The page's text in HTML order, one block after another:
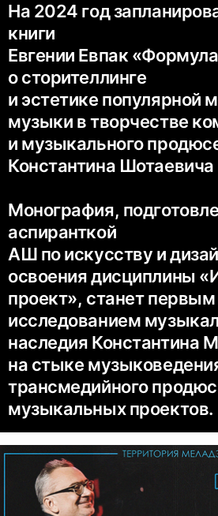
На 2024 год
книги
Евгении Евпак
о сторителлинге
и эстетике популярной
музыки в творчестве
и музыкального
Константина
Монография,
аспиранткой
АШ по искусству и
освоения дисциплины
проект», станет
исследованием
наследия Константина
на стыке
трансмедийного
музыкальных проектов.